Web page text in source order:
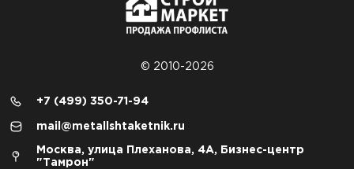
© 2010-2026
+7 (499) 350-71-94
mail@metallshtaketnik.ru
Москва, улица Плеханова, 4А, Бизнес-центр
"Тамрон"